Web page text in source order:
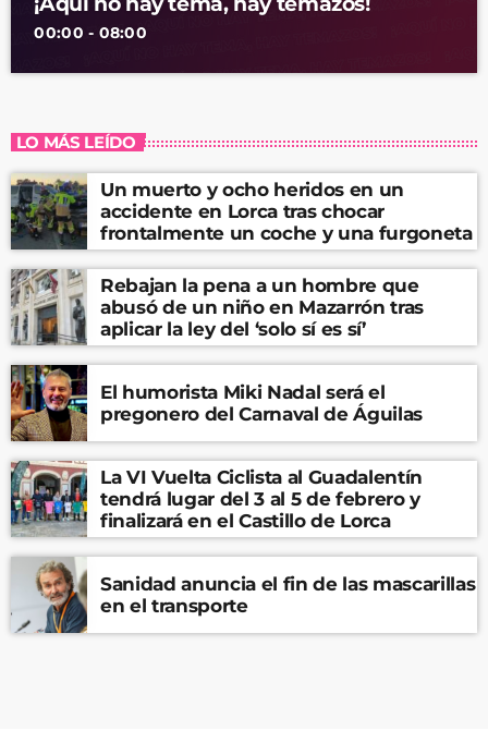
00:00 - 08:00
LO MÁS LEÍDO
Un muerto y ocho heridos en un
accidente en Lorca tras chocar
frontalmente un coche y una furgoneta
Rebajan la pena a un hombre que
abusó de un niño en Mazarrón tras
aplicar la ley del ‘solo sí es sí’
El humorista Miki Nadal será el
pregonero del Carnaval de Águilas
La VI Vuelta Ciclista al Guadalentín
tendrá lugar del 3 al 5 de febrero y
finalizará en el Castillo de Lorca
Sanidad anuncia el fin de las mascarillas
en el transporte